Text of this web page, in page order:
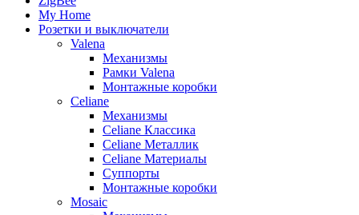
My Home
Розетки и выключатели
Valena
Механизмы
Рамки Valena
Монтажные коробки
Celiane
Механизмы
Celiane Классика
Celiane Металлик
Celiane Материалы
Суппорты
Монтажные коробки
Mosaic